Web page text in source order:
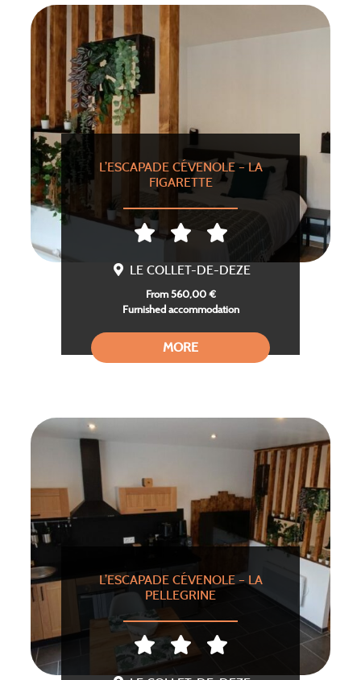
L’ESCAPADE CÉVENOLE – LA
FIGARETTE
LE COLLET-DE-DEZE
From 560,00 €
Furnished accommodation
MORE
L’ESCAPADE CÉVENOLE – LA
PELLEGRINE